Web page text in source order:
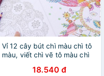
Vỉ 12 cây bút chì màu chì tô
màu, viết chì vẽ tô màu chì
18.540 đ